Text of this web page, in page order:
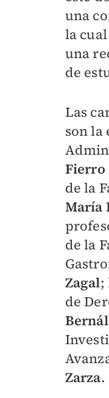
una
la
una
de
Las
son la
Fierro
de la
María
de la
Zagal;
de
Zarza.